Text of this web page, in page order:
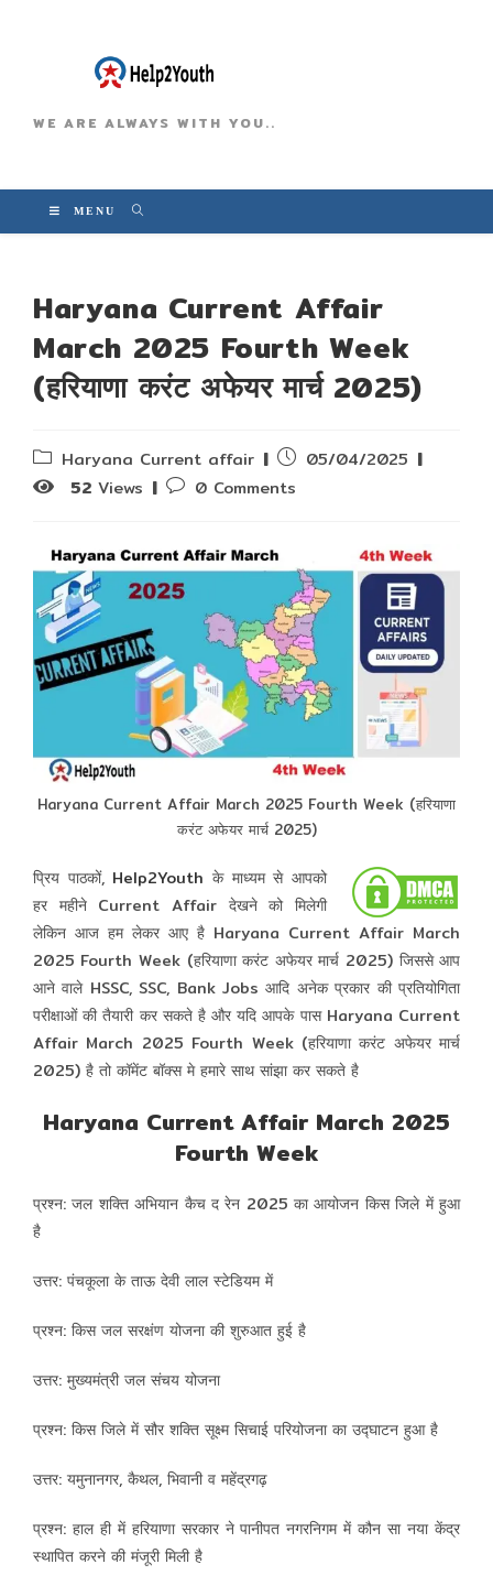
WE ARE ALWAYS WITH YOU..
MENU
Haryana Current Affair
March 2025 Fourth Week
(हरियाणा करंट अफेयर मार्च 2025)
Post
category:
Haryana Current affair
Post
published:
05/04/2025
52Views
Post0 Comments
Haryana Current Affair March 2025 Fourth Week (हरियाणा
करंट अफेयर मार्च 2025)
प्रिय पाठकों, Help2Youth के माध्यम से आपको
हर महीने Current Affair देखने को मिलेगी
लेकिन आज हम लेकर आए है Haryana Current Affair March
2025 Fourth Week (हरियाणा करंट अफेयर मार्च 2025) जिससे आप
आने वाले HSSC, SSC, Bank Jobs आदि अनेक प्रकार की प्रतियोगिता
परीक्षाओं की तैयारी कर सकते है और यदि आपके पास Haryana Current
Affair March 2025 Fourth Week (हरियाणा करंट अफेयर मार्च
2025) है तो कॉमेंट बॉक्स मे हमारे साथ सांझा कर सकते है
Haryana Current Affair March 2025
Fourth Week
प्रश्न: जल शक्ति अभियान कैच द रेन 2025 का आयोजन किस जिले में हुआ
है
उत्तर: पंचकूला के ताऊ देवी लाल स्टेडियम में
प्रश्न: किस जल सरक्षंण योजना की शुरुआत हुई है
उत्तर: मुख्यमंत्री जल संचय योजना
प्रश्न: किस जिले में सौर शक्ति सूक्ष्म सिचाई परियोजना का उद्घाटन हुआ है
उत्तर: यमुनानगर, कैथल, भिवानी व महेंद्रगढ़
प्रश्न: हाल ही में हरियाणा सरकार ने पानीपत नगरनिगम में कौन सा नया केंद्र
स्थापित करने की मंजूरी मिली है